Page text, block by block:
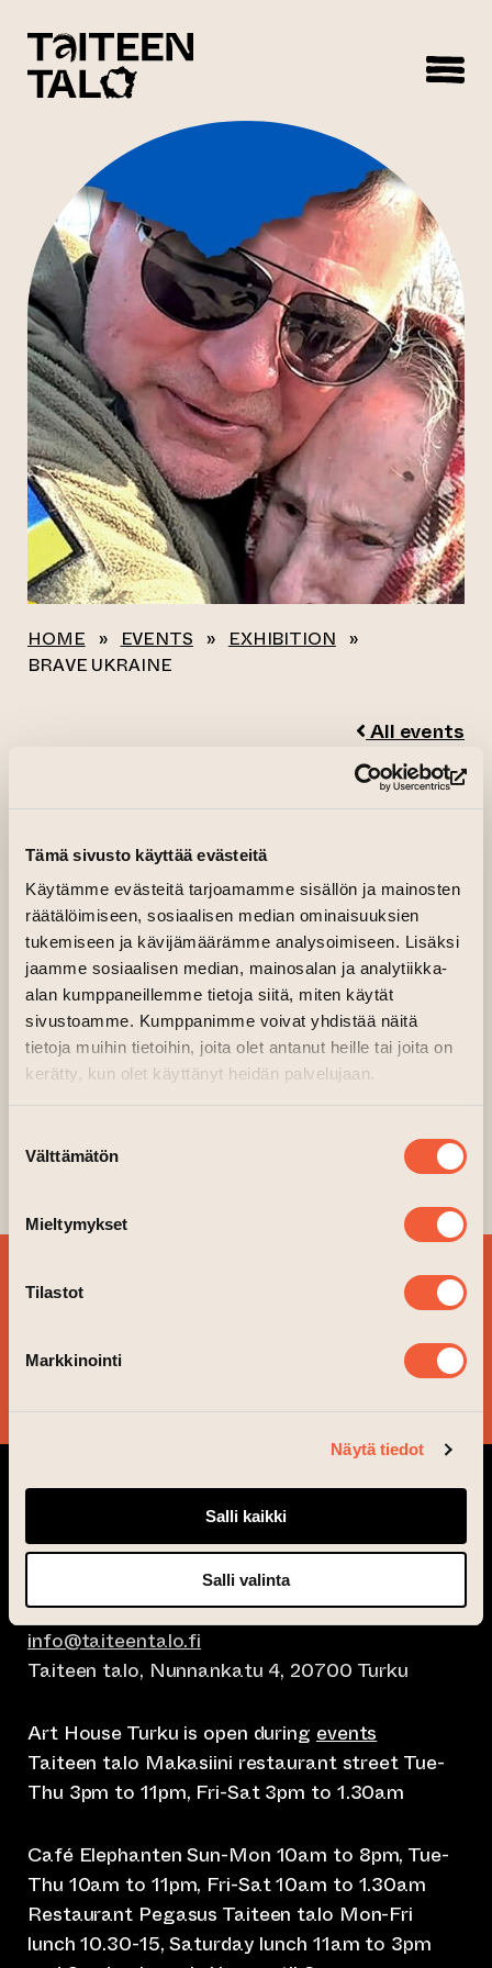
Tämä sivusto käyttää evästeitä
Käytämme evästeitä tarjoamamme sisällön ja mainosten
räätälöimiseen, sosiaalisen median ominaisuuksien
tukemiseen ja kävijämäärämme analysoimiseen. Lisäksi
jaamme sosiaalisen median, mainosalan ja analytiikka-
alan kumppaneillemme tietoja siitä, miten käytät
sivustoamme. Kumppanimme voivat yhdistää näitä
tietoja muihin tietoihin, joita olet antanut heille tai joita on
kerätty, kun olet käyttänyt heidän palvelujaan.
valinta
Välttämätön
Mieltymykset
Tilastot
Markkinointi
Näytä tiedot
Salli kaikki
Salli valinta
HOME » EVENTS » EXHIBITION »
BRAVE UKRAINE
All events
BRAVE UKRAINE
23.02.2024–03.03.2024 kl. 11.00—18.00
Pääsali, Tehdasrakennuksen 2.kerros
Photography exhipition 23.2.-3.3.2024
open daily 11-18.
With the voluntary entrance fee to the
exhibition, we want to help Ukrainians
affected by the war.
exhibition are from a war zone and may
SIGN UP FOR OUR
info@taiteentalo.fi
Taiteen talo, Nunnankatu 4, 20700 Turku
Art House Turku is open during events
Taiteen talo Makasiini restaurant street Tue-
Thu 3pm to 11pm, Fri-Sat 3pm to 1.30am
Café Elephanten Sun-Mon 10am to 8pm, Tue-
Thu 10am to 11pm, Fri-Sat 10am to 1.30am
Restaurant Pegasus Taiteen talo Mon-Fri
lunch 10.30-15, Saturday lunch 11am to 3pm